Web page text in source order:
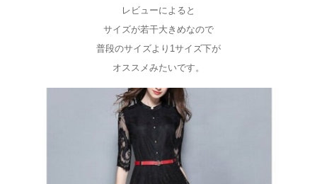
レビューによると
サイズが若干大きめなので
普段のサイズより1サイズ下が
オススメみたいです。